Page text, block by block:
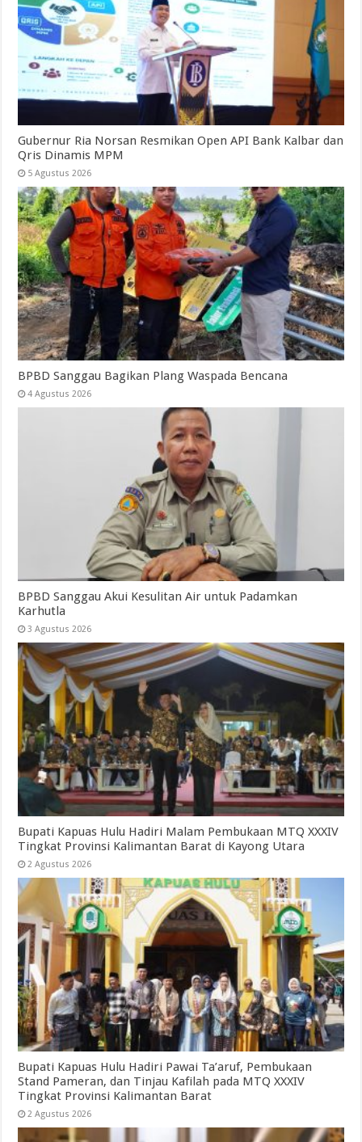
Gubernur Ria Norsan Resmikan Open API Bank Kalbar dan
Qris Dinamis MPM
5 Agustus 2026
BPBD Sanggau Bagikan Plang Waspada Bencana
4 Agustus 2026
BPBD Sanggau Akui Kesulitan Air untuk Padamkan
Karhutla
3 Agustus 2026
Bupati Kapuas Hulu Hadiri Malam Pembukaan MTQ XXXIV
Tingkat Provinsi Kalimantan Barat di Kayong Utara
2 Agustus 2026
Bupati Kapuas Hulu Hadiri Pawai Ta’aruf, Pembukaan
Stand Pameran, dan Tinjau Kafilah pada MTQ XXXIV
Tingkat Provinsi Kalimantan Barat
2 Agustus 2026